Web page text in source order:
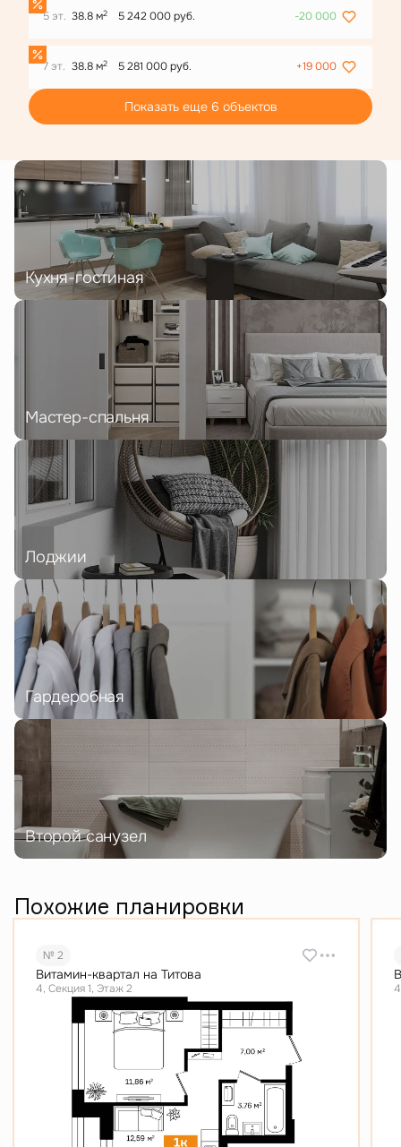
5 эт. 38.8 м2 5 242 000 руб. -20 000
7 эт. 38.8 м2 5 281 000 руб. +19 000
Показать еще 6 объектов
Кухня-гостиная
Мастер-спальня
Лоджии
Гардеробная
Второй санузел
Похожие планировки
№ 2
Витамин-квартал на Титова
4, Секция 1, Этаж 2